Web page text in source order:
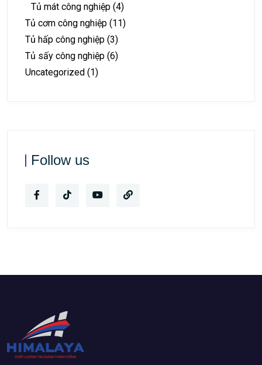
Tủ mát công nghiệp (4)
Tủ cơm công nghiệp (11)
Tủ hấp công nghiệp (3)
Tủ sấy công nghiệp (6)
Uncategorized (1)
Follow us